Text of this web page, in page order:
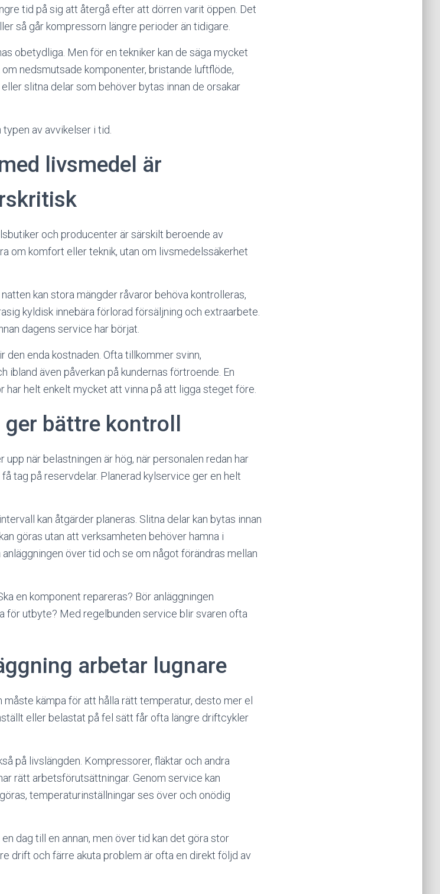
tid på sig att återgå efter att dörren varit öppen. Det
så går kompressorn längre perioder än tidigare.
obetydliga. Men för en tekniker kan de säga mycket
nedsmutsade komponenter, bristande luftflöde,
slitna delar som behöver bytas innan de orsakar
av avvikelser i tid.
livsmedel är
och producenter är särskilt beroende av
om komfort eller teknik, utan om livsmedelssäkerhet
kan stora mängder råvaror behöva kontrolleras,
kyldisk innebära förlorad försäljning och extraarbete.
dagens service har börjat.
den enda kostnaden. Ofta tillkommer svinn,
ibland även påverkan på kundernas förtroende. En
helt enkelt mycket att vinna på att ligga steget före.
bättre kontroll
när belastningen är hög, när personalen redan har
tag på reservdelar. Planerad kylservice ger en helt
kan åtgärder planeras. Slitna delar kan bytas innan
göras utan att verksamheten behöver hamna i
över tid och se om något förändras mellan
en komponent repareras? Bör anläggningen
för utbyte? Med regelbunden service blir svaren ofta
arbetar lugnare
måste kämpa för att hålla rätt temperatur, desto mer el
eller belastat på fel sätt får ofta längre driftcykler
på livslängden. Kompressorer, fläktar och andra
rätt arbetsförutsättningar. Genom service kan
temperaturinställningar ses över och onödig
dag till en annan, men över tid kan det göra stor
drift och färre akuta problem är ofta en direkt följd av